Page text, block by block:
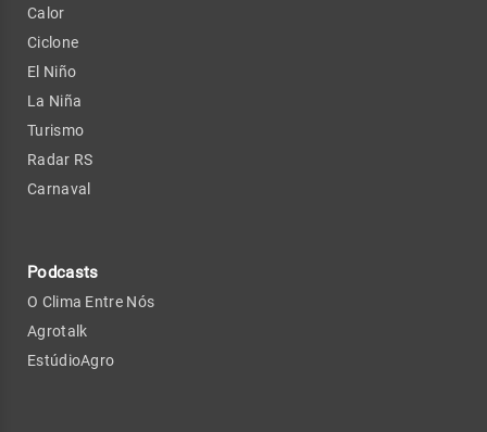
Calor
Ciclone
El Niño
La Niña
Turismo
Radar RS
Carnaval
Podcasts
O Clima Entre Nós
Agrotalk
EstúdioAgro